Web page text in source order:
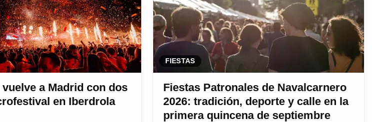
vuelve a Madrid con dos
en Iberdrola
FIESTAS
Fiestas Patronales de Navalcarnero
2026: tradición, deporte y calle en la
primera quincena de septiembre